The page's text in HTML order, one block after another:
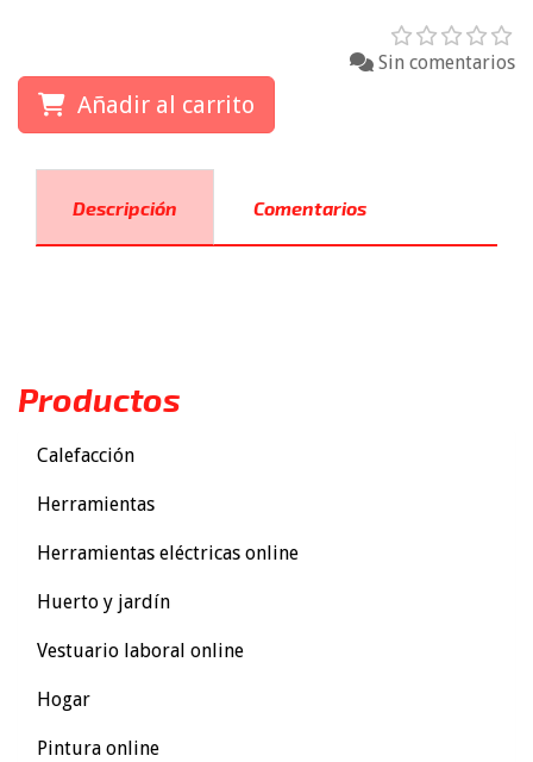
Sin comentarios
Añadir al carrito
Descripción Comentarios
Productos
Calefacción
Herramientas
Herramientas eléctricas online
Huerto y jardín
Vestuario laboral online
Hogar
Pintura online